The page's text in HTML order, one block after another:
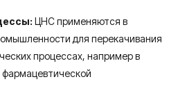
ЦНС применяются в
для перекачивания
процессах, например в